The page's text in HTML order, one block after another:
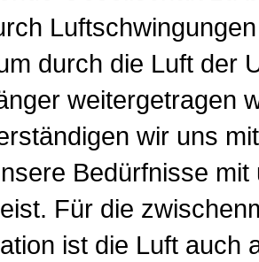
durch die Luft der
weitergetragen
wir uns
Bedürfnisse mit
Für die
ist die Luft auch